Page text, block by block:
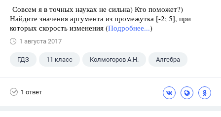
Совсем я в точных науках не сильна) Кто поможет?)
Найдите значения аргумента из промежутка [-2; 5], при
которых скорость изменения (Подробнее...)
1 августа 2017
ГДЗ 11 класс Колмогоров А.Н. Алгебра
1 ответ